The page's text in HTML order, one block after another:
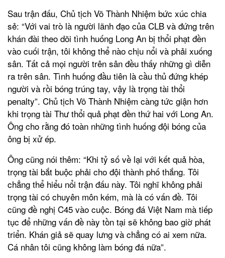
Sau trận đấu, Chủ tịch Võ Thành Nhiệm bức xúc chia
sẻ: “Với vai trò là người lãnh đạo của CLB và đứng trên
khán đài theo dõi tình huống Long An bị thổi phạt đền
vào cuối trận, tôi không thể nào chịu nổi và phải xuống
sân. Tất cả mọi người trên sân đều thấy những gì diễn
ra trên sân. Tình huống đầu tiên là cầu thủ đứng khép
người và rồi bóng trúng tay, vậy là trọng tài thổi
penalty”. Chủ tịch Võ Thành Nhiệm càng tức giận hơn
khi trọng tài Thư thổi quả phạt đền thứ hai với Long An.
Ông cho rằng đó toàn những tình huống đội bóng của
ông bị xử ép.
Ông cũng nói thêm: “Khi tỷ số về lại với kết quả hòa,
trọng tài bắt buộc phải cho đội thành phố thắng. Tôi
chẳng thể hiểu nổi trận đấu này. Tôi nghĩ không phải
trọng tài có chuyên môn kém, mà là có vấn đề. Tôi
cũng đề nghị C45 vào cuộc. Bóng đá Việt Nam mà tiếp
tục để những vấn đề này tồn tại sẽ không bao giờ phát
triển. Khán giả sẽ quay lưng và chẳng có ai xem nữa.
Cá nhân tôi cũng không làm bóng đá nữa”.